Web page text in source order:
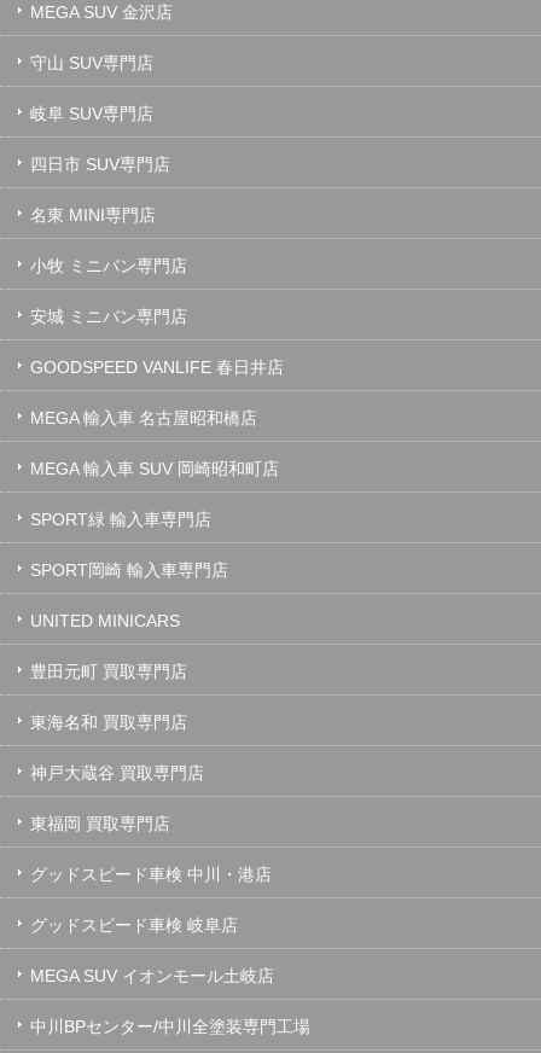
MEGA SUV 金沢店
守山 SUV専門店
岐阜 SUV専門店
四日市 SUV専門店
名東 MINI専門店
小牧 ミニバン専門店
安城 ミニバン専門店
GOODSPEED VANLIFE 春日井店
MEGA 輸入車 名古屋昭和橋店
MEGA 輸入車 SUV 岡崎昭和町店
SPORT緑 輸入車専門店
SPORT岡崎 輸入車専門店
UNITED MINICARS
豊田元町 買取専門店
東海名和 買取専門店
神戸大蔵谷 買取専門店
東福岡 買取専門店
グッドスピード車検 中川・港店
グッドスピード車検 岐阜店
MEGA SUV イオンモール土岐店
中川BPセンター/中川全塗装専門工場